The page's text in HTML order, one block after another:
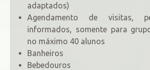
adaptados)
Agendamento de visitas,
informados, somente para
no máximo 40 alunos
Banheiros
Bebedouros